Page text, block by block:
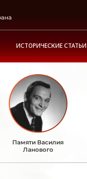
ИСТОРИЧЕСКИЕ СТАТЬИ
Памяти Василия
Ланового